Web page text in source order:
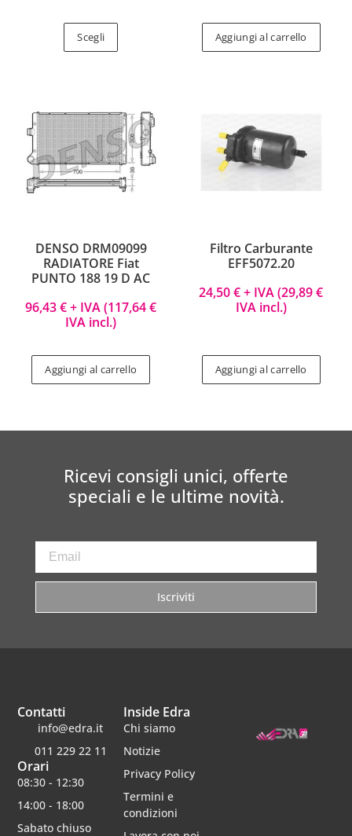
Scegli Aggiungi al carrello
DENSO DRM09099
RADIATORE Fiat
PUNTO 188 19 D AC
96,43€+ IVA (117,64€
IVA incl.)
Aggiungi al carrello
Filtro Carburante
EFF5072.20
24,50€+ IVA (29,89€
IVA incl.)
Aggiungi al carrello
Ricevi consigli unici, offerte
speciali e le ultime novità.
Iscriviti
Inside Edra
Chi siamo
Notizie
Privacy Policy
Termini e
condizioni
Contatti
info@edra.it
011 229 22 11
Orari
08:30 - 12:30
14:00 - 18:00
Sabato chiuso